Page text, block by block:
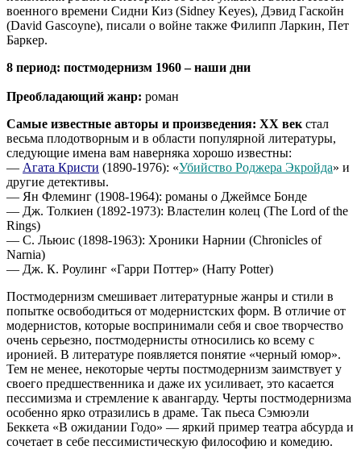
военного времени Сидни Киз (Sidney Keyes), Дэвид Гаскойн
(David Gascoyne), писали о войне также Филипп Ларкин, Пет
Баркер.
8 период: постмодернизм 1960 – наши дни
Преобладающий жанр: роман
Самые известные авторы и произведения: XX век стал
весьма плодотворным и в области популярной литературы,
следующие имена вам наверняка хорошо известны:
— Агата Кристи (1890-1976): «Убийство Роджера Экройда» и
другие детективы.
— Ян Флеминг (1908-1964): романы о Джеймсе Бонде
— Дж. Толкиен (1892-1973): Властелин колец (The Lord of the
Rings)
— С. Льюис (1898-1963): Хроники Нарнии (Chronicles of
Narnia)
— Дж. К. Роулинг «Гарри Поттер» (Harry Potter)
Постмодернизм смешивает литературные жанры и стили в
попытке освободиться от модернистских форм. В отличие от
модернистов, которые воспринимали себя и свое творчество
очень серьезно, постмодернисты относились ко всему с
иронией. В литературе появляется понятие «черный юмор».
Тем не менее, некоторые черты постмодернизм заимствует у
своего предшественника и даже их усиливает, это касается
пессимизма и стремление к авангарду. Черты постмодернизма
особенно ярко отразились в драме. Так пьеса Сэмюэли
Беккета «В ожидании Годо» — яркий пример театра абсурда и
сочетает в себе пессимистическую философию и комедию.